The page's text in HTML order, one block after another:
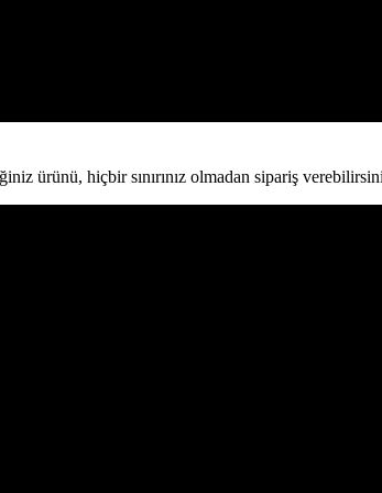
ürünü, hiçbir sınırınız olmadan sipariş